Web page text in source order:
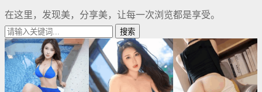
在这里，发现美，分享美，让每一次浏览都是享受。
搜索